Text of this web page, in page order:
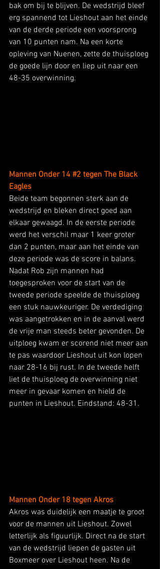
bak om bij te blijven. De wedstrijd bleef
erg spannend tot Lieshout aan het einde
van de derde periode een voorsprong
van 10 punten nam. Na een korte
opleving van Nuenen, zette de thuisploeg
de goede lijn door en liep uit naar een
48-35 overwinning.
Mannen Onder 14 #2 tegen The Black
Eagles
Beide team begonnen sterk aan de
wedstrijd en bleken direct goed aan
elkaar gewaagd. In de eerste periode
werd het verschil maar 1 keer groter
dan 2 punten, maar aan het einde van
deze periode was de score in balans.
Nadat Rob zijn mannen had
toegesproken voor de start van de
tweede periode speelde de thuisploeg
een stuk nauwkeuriger. De verdediging
was aangetrokken en in de aanval werd
de vrije man steeds beter gevonden. De
uitploeg kwam er scorend niet meer aan
te pas waardoor Lieshout uit kon lopen
naar 28-16 bij rust. In de tweede helft
liet de thuisploeg de overwinning niet
meer in gevaar komen en hield de
punten in Lieshout. Eindstand: 48-31.
Mannen Onder 18 tegen Akros
Akros was duidelijk een maatje te groot
voor de mannen uit Lieshout. Zowel
letterlijk als figuurlijk. Direct na de start
van de wedstrijd liepen de gasten uit
Boxmeer over Lieshout heen. Na de